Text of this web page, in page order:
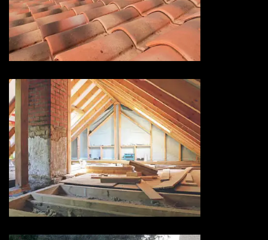
Devis hydrofuge toiture 73
Savoie
Isolation de toiture 73 Savoie